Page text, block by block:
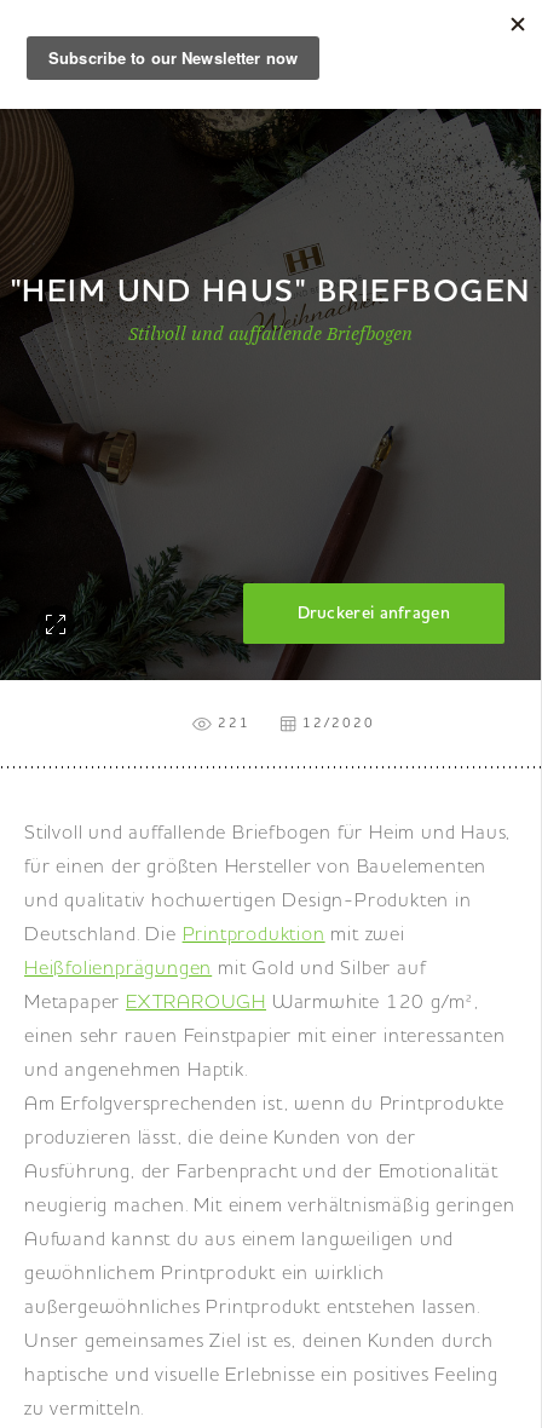
Musterbuch
Shop
Papiere
DE|EN FR
Druckerei anfragen
"HEIM UND HAUS" BRIEFBOGEN
Stilvoll und auffallende Briefbogen
221 12/2020
Stilvoll und auffallende Briefbogen für Heim und Haus,
für einen der größten Hersteller von Bauelementen
und qualitativ hochwertigen Design-Produkten in
Deutschland. Die Printproduktion mit zwei
Heißfolienprägungen mit Gold und Silber auf
Metapaper EXTRAROUGH Warmwhite 120 g/m²,
einen sehr rauen Feinstpapier mit einer interessanten
und angenehmen Haptik.
Am Erfolgversprechenden ist, wenn du Printprodukte
produzieren lässt, die deine Kunden von der
Ausführung, der Farbenpracht und der Emotionalität
neugierig machen. Mit einem verhältnismäßig geringen
Aufwand kannst du aus einem langweiligen und
gewöhnlichem Printprodukt ein wirklich
außergewöhnliches Printprodukt entstehen lassen.
Unser gemeinsames Ziel ist es, deinen Kunden durch
haptische und visuelle Erlebnisse ein positives Feeling
zu vermitteln.